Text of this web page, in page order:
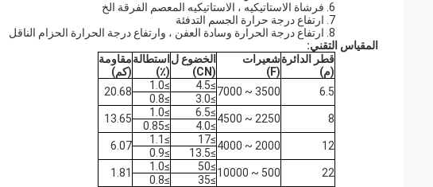
6. فرشاة الاستاتيكيه ، الاستاتيكيه المعصم الفرقة الخ
7. ارتفاع درجة حرارة الجسم التدفئة
8. ارتفاع درجة الحرارة وسادة العفن ، وارتفاع درجة الحرارة الحزام الناقل
المقياس التقني:
قطر الدائرة
(م)
شعيرات
(F)
الخضوع ل
(CN)
استطالة
(٪)
مقاومة
(كم)
6.5
3500 ~ 7000
≥4.5
≥1.0
20.68
≥3.0
≥0.8
8
2250 ~ 4500
≥6.5
≥1.0
13.65
≥4.0
≥0.85
12
2000 ~ 4000
≥17
≥1.1
6.07
≥13.5
≥0.9
22
500 ~ 10000
≥50
≥1.0
1.81
≥35
≥0.8